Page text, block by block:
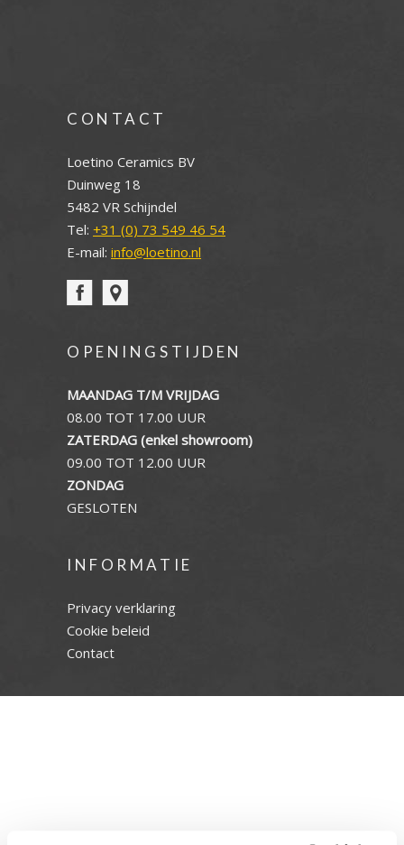
CONTACT
Loetino Ceramics BV
Duinweg 18
5482 VR Schijndel
Tel: +31 (0) 73 549 46 54
E-mail: info@loetino.nl
OPENINGSTIJDEN
MAANDAG T/M VRIJDAG
08.00 TOT 17.00 UUR
ZATERDAG (enkel showroom)
09.00 TOT 12.00 UUR
ZONDAG
GESLOTEN
INFORMATIE
Privacy verklaring
Cookie beleid
Contact